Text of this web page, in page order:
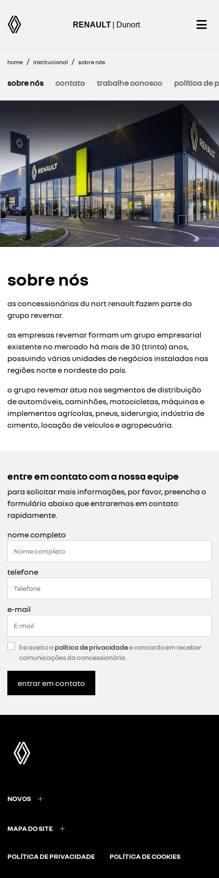
RENAULT | Dunort
home institucional sobre nós
sobre nós contato trabalhe conosco política de
sobre nós
as concessionárias du nort renault fazem parte do
grupo revemar.
as empresas revemar formam um grupo empresarial
existente no mercado há mais de 30 (trinta) anos,
possuindo várias unidades de negócios instaladas nas
regiões norte e nordeste do país.
o grupo revemar atua nos segmentos de distribuição
de automóveis, caminhões, motocicletas, máquinas e
implementos agrícolas, pneus, siderurgia, indústria de
cimento, locação de veículos e agropecuária.
entre em contato com a nossa equipe
para solicitar mais informações, por favor, preencha o
formulário abaixo que entraremos em contato
rapidamente.
nome completo
telefone
e-mail
li e aceito a política de privacidadee concordo em receber
comunicações da concessionária.
entrar em contato
NOVOS
MAPA DO SITE
POLÍTICA DE PRIVACIDADE POLÍTICA DE COOKIES